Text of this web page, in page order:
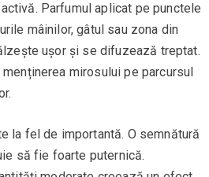
Parfumul aplicat pe punctele
mâinilor, gâtul sau zona din
ușor și se difuzează treptat.
mirosului pe parcursul
la fel de importantă. O semnătură
să fie foarte puternică.